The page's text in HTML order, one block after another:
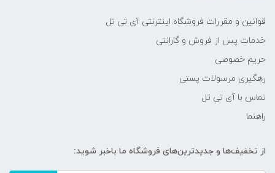
قوانین و مقررات فروشگاه اینترنتی آی تی تل
خدمات پس از فروش و گارانتی
حریم خصوصی
رهگیری مرسولات پستی
تماس با آی تی تل
راهنما
از تخفیف‌ها و جدیدترین‌های فروشگاه ما باخبر شوید: